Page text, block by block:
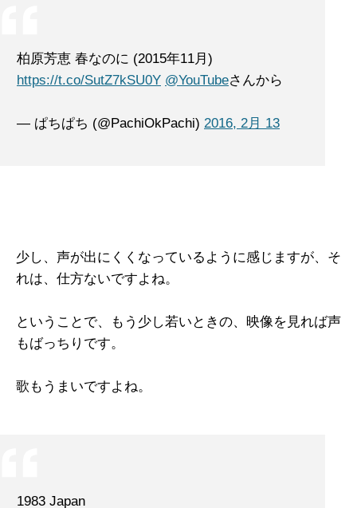
柏原芳恵 春なのに (2015年11月)
https://t.co/SutZ7kSU0Y @YouTubeさんから
— ぱちぱち (@PachiOkPachi) 2016, 2月 13
少し、声が出にくくなっているように感じますが、そ
れは、仕方ないですよね。
ということで、もう少し若いときの、映像を見れば声
もばっちりです。
歌もうまいですよね。
1983 Japan